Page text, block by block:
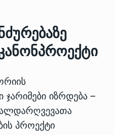
ჯარიმები იზრდება –
პროექტი